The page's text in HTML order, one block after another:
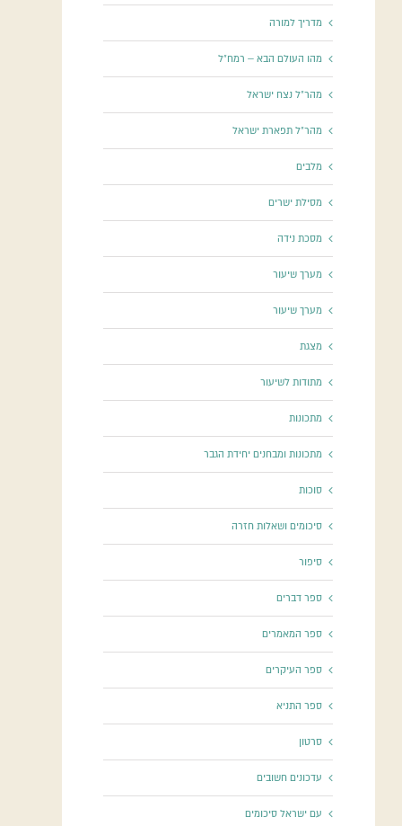
מדריך למורה
מהו העולם הבא – רמח"ל
מהר"ל נצח ישראל
מהר"ל תפארת ישראל
מלבים
מסילת ישרים
מסכת נידה
מערך שיעור
מערך שיעור
מצגת
מתודות לשיעור
מתכונות
מתכונות ומבחנים יחידת הגבר
סוכות
סיכומים ושאלות חזרה
סיפור
ספר דברים
ספר המאמרים
ספר העיקרים
ספר התניא
סרטון
עדכונים חשובים
עם ישראל סיכומים